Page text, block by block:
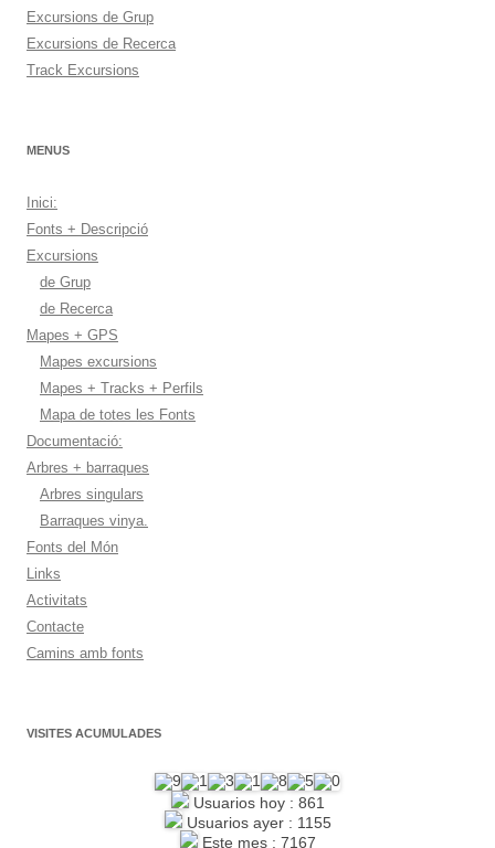
Excursions de Grup
Excursions de Recerca
Track Excursions
MENUS
Inici:
Fonts + Descripció
Excursions
de Grup
de Recerca
Mapes + GPS
Mapes excursions
Mapes + Tracks + Perfils
Mapa de totes les Fonts
Documentació:
Arbres + barraques
Arbres singulars
Barraques vinya.
Fonts del Món
Links
Activitats
Contacte
Camins amb fonts
VISITES ACUMULADES
Usuarios hoy : 861
Usuarios ayer : 1155
Este mes : 7167